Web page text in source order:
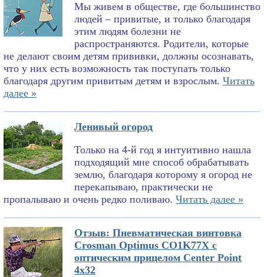
Мы живем в обществе, где большинство
людей – привитые, и только благодаря
этим людям болезни не
распространяются. Родители, которые
не делают своим детям прививки, должны осознавать,
что у них есть возможность так поступать только
благодаря другим привитым детям и взрослым. Читать
далее »
Ленивый огород
Только на 4-й год я интуитивно нашла
подходящий мне способ обрабатывать
землю, благодаря которому я огород не
перекапываю, практически не
пропалываю и очень редко поливаю. Читать далее »
Отзыв: Пневматическая винтовка
Crosman Optimus CO1K77X с
оптическим прицелом Center Point
4x32